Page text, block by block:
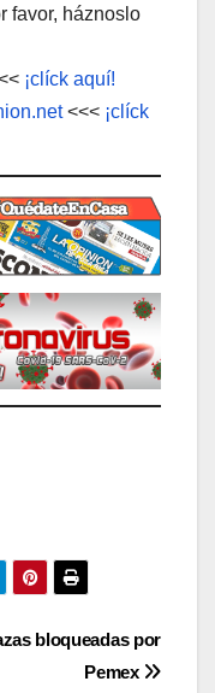
favor, háznoslo
¡clíck aquí!
<<< ¡clíck
bloqueadas por
Pemex